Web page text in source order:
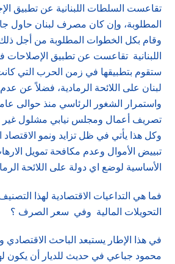
تقاعست السلطات اللبنانية عن تطبيق
المطلوبة، وإن كان مصرف لبنان حاول
وقام بكل الخطوات المطلوبة من أجل
اللبنانية تقاعست عن تطبيق
ستقوم بتطبيقها في زمن الحرب التي
لبنان على اللائحة الرمادية، فضلاً عن
واستمرار الشغور الرئاسي منذ حوالى
تصريف أعمال ومجلس نيابي مشلول غير
وكل هذا يأتي في ظل تزايد ونمو
تبييض الأموال وعدم مكافحة تمويل
الأساسية لوضع اي دولة على اللائحة
فما هي التداعيات الاقتصادية لهذا
التحويلات المالية وفي سعر الصرف ؟
في هذا الإطار يستبعد الباحث الاقتصادي
محمود جباعي في حديث للديار أن يكون